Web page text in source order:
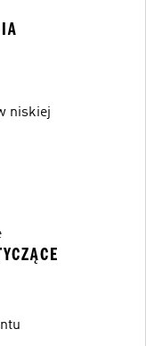
niskiej